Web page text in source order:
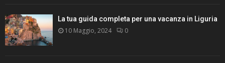
La tua guida completa per una vacanza in Liguria
10 Maggio, 2024 0